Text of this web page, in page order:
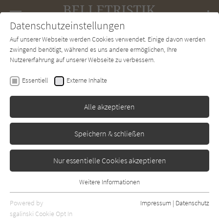
SUCHE Forum Charts Newsletter
Artur Dziuk
Das Ting
Erschienen: September 2019 Bibliogr. Angaben
Datenschutzeinstellungen
Auf unserer Webseite werden Cookies verwendet. Einige davon werden
zwingend benötigt, während es uns andere ermöglichen, Ihre
Nutzererfahrung auf unserer Webseite zu verbessern.
Essentiell Externe Inhalte
Alle akzeptieren
Speichern & schließen
Nur essentielle Cookies akzeptieren
Essentielle Cookies werden für grundlegende Funktionen der
Webseite benötigt. Dadurch ist gewährleistet, dass die Webseite
Weitere Informationen
Powered by
sgalinski Cookie Opt In
Impressum | Datenschutz